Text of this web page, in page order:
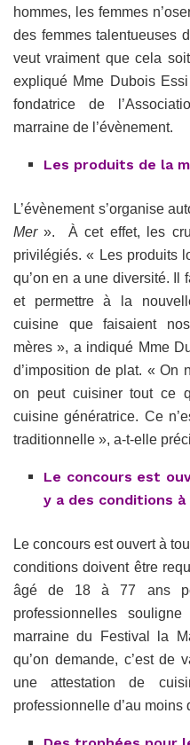
hommes, les femmes
des femmes talentueuses
veut vraiment que cela
expliqué Mme Dubois
fondatrice de
marraine de l’évènement.
Les produits de la
L’évènement s’organise
Mer». À cet effet, les
privilégiés. « Les produits
qu’on en a une diversité. Il
et permettre à la
cuisine que faisaient
mères », a indiqué Mme
d’imposition de plat. « On
on peut cuisiner tout ce
cuisine génératrice. Ce
traditionnelle », a-t-elle
Le concours est
y a des conditions
Le concours est ouvert à
conditions doivent être
âgé de 18 à 77 ans
professionnelles
marraine du Festival la
qu’on demande, c’est de
une attestation de
professionnelle d’au moins